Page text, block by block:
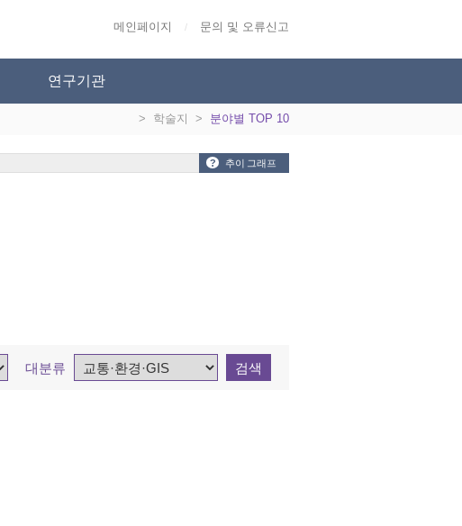
메인페이지 / 문의 및 오류신고
연구기관
> 학술지 > 분야별 TOP 10
? 추이 그래프
대분류